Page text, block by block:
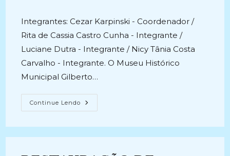
Integrantes: Cezar Karpinski - Coordenador /
Rita de Cassia Castro Cunha - Integrante /
Luciane Dutra - Integrante / Nicy Tânia Costa
Carvalho - Integrante. O Museu Histórico
Municipal Gilberto…
Continue Lendo CONSERVAÇÃO
E
DOCUMENTAL
PERTENCENTE